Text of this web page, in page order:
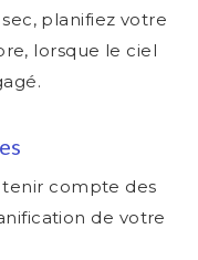
planifiez votre
lorsque le ciel
compte des
de votre